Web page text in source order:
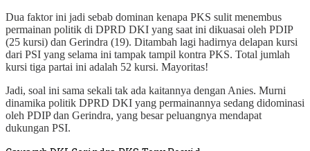
Dua faktor ini jadi sebab dominan kenapa PKS sulit menembus
permainan politik di DPRD DKI yang saat ini dikuasai oleh PDIP
(25 kursi) dan Gerindra (19). Ditambah lagi hadirnya delapan kursi
dari PSI yang selama ini tampak tampil kontra PKS. Total jumlah
kursi tiga partai ini adalah 52 kursi. Mayoritas!
Jadi, soal ini sama sekali tak ada kaitannya dengan Anies. Murni
dinamika politik DPRD DKI yang permainannya sedang didominasi
oleh PDIP dan Gerindra, yang besar peluangnya mendapat
dukungan PSI.